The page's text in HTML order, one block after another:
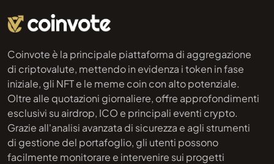
Coinvote è la principale piattaforma di aggregazione
di criptovalute, mettendo in evidenza i token in fase
iniziale, gli NFT e le meme coin con alto potenziale.
Oltre alle quotazioni giornaliere, offre approfondimenti
esclusivi su airdrop, ICO e principali eventi crypto.
Grazie all'analisi avanzata di sicurezza e agli strumenti
di gestione del portafoglio, gli utenti possono
facilmente monitorare e intervenire sui progetti